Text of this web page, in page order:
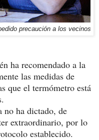
precaución a los vecinos
ha recomendado a la
las medidas de
que el termómetro está
no ha dictado, de
extraordinario, por lo
establecido.